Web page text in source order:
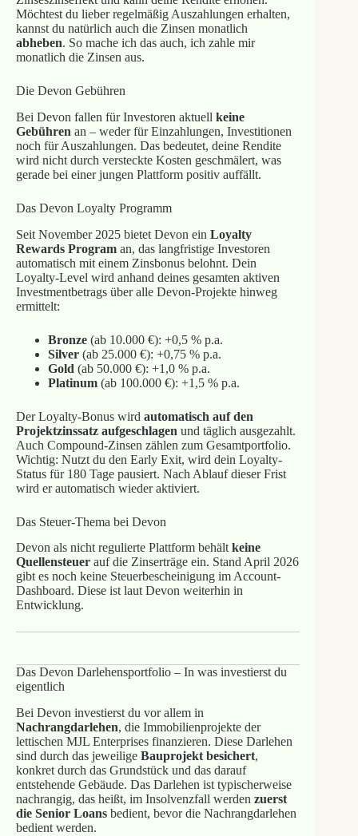
Möchtest du lieber regelmäßig Auszahlungen erhalten,
kannst du natürlich auch die Zinsen monatlich
abheben. So mache ich das auch, ich zahle mir
monatlich die Zinsen aus.
Die Devon Gebühren
Bei Devon fallen für Investoren aktuell keine
Gebühren an – weder für Einzahlungen, Investitionen
noch für Auszahlungen. Das bedeutet, deine Rendite
wird nicht durch versteckte Kosten geschmälert, was
gerade bei einer jungen Plattform positiv auffällt.
Das Devon Loyalty Programm
Seit November 2025 bietet Devon ein Loyalty
Rewards Programan, das langfristige Investoren
automatisch mit einem Zinsbonus belohnt. Dein
Loyalty-Level wird anhand deines gesamten aktiven
Investmentbetrags über alle Devon-Projekte hinweg
ermittelt:
Bronze(ab 10.000 €): +0,5 % p.a.
Silver(ab 25.000 €): +0,75 % p.a.
Gold (ab 50.000 €): +1,0 % p.a.
Platinum(ab 100.000 €): +1,5 % p.a.
Der Loyalty-Bonus wird automatisch auf den
Projektzinssatz aufgeschlagen und täglich ausgezahlt.
Auch Compound-Zinsen zählen zum Gesamtportfolio.
Wichtig: Nutzt du den Early Exit, wird dein Loyalty-
Status für 180 Tage pausiert. Nach Ablauf dieser Frist
wird er automatisch wieder aktiviert.
Das Steuer-Thema bei Devon
Devon als nicht regulierte Plattform behält keine
Quellensteuerauf die Zinserträge ein. Stand April 2026
gibt es noch keine Steuerbescheinigung im Account-
Dashboard. Diese ist laut Devon weiterhin in
Entwicklung.
Das Devon Darlehensportfolio – In was investierst du
eigentlich
Bei Devon investierst du vor allem in
Nachrangdarlehen, die Immobilienprojekte der
lettischen MJL Enterprises finanzieren. Diese Darlehen
sind durch das jeweilige Bauprojekt besichert,
konkret durch das Grundstück und das darauf
entstehende Gebäude. Das Darlehen ist typischerweise
nachrangig, das heißt, im Insolvenzfall werden zuerst
die Senior Loans bedient, bevor die Nachrangdarlehen
bedient werden.